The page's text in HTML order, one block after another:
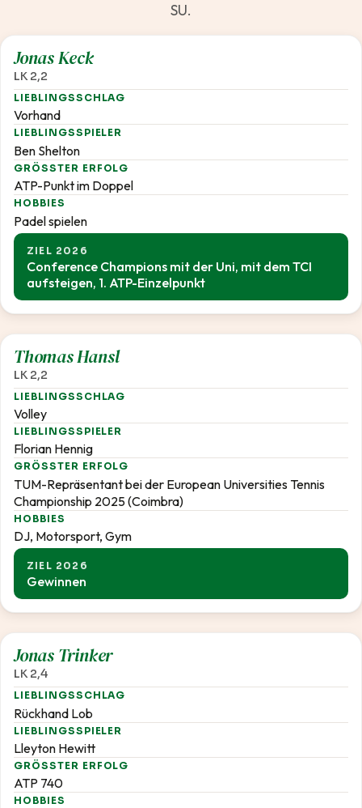
SU.
Jonas Keck
LK 2,2
LIEBLINGSSCHLAG
Vorhand
LIEBLINGSSPIELER
Ben Shelton
GRÖSSTER ERFOLG
ATP-Punkt im Doppel
HOBBIES
Padel spielen
ZIEL 2026
Conference Champions mit der Uni, mit dem TCI
aufsteigen, 1. ATP-Einzelpunkt
Thomas Hansl
LK 2,2
LIEBLINGSSCHLAG
Volley
LIEBLINGSSPIELER
Florian Hennig
GRÖSSTER ERFOLG
TUM-Repräsentant bei der European Universities Tennis
Championship 2025 (Coimbra)
HOBBIES
DJ, Motorsport, Gym
ZIEL 2026
Gewinnen
Jonas Trinker
LK 2,4
LIEBLINGSSCHLAG
Rückhand Lob
LIEBLINGSSPIELER
Lleyton Hewitt
GRÖSSTER ERFOLG
ATP 740
HOBBIES